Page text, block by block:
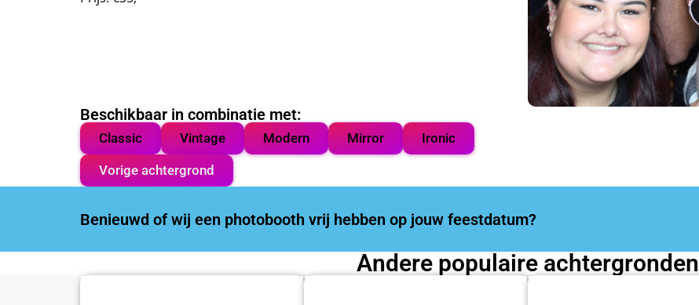
Beschikbaar in combinatie met:
Classic Vintage Modern Mirror Ironic
Vorige achtergrond
Benieuwd of wij een photobooth vrij hebben op jouw feestdatum?
Andere populaire achtergronden